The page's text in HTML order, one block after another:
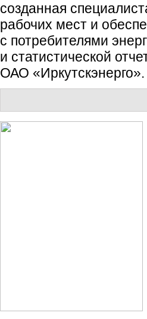
созданная
рабочих мест и
с потребителями
и статистической
ОАО «Иркутскэнерго».